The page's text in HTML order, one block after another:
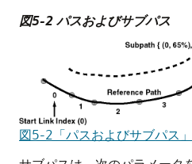
図5-2 パスおよびサブパス
図5-2「パスおよびサブパス